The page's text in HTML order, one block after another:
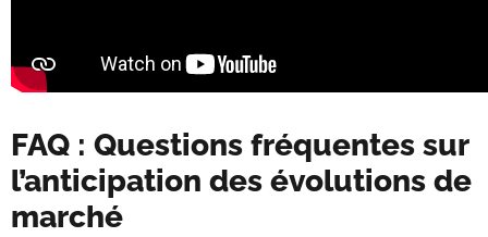
FAQ : Questions fréquentes sur
l’anticipation des évolutions de
marché